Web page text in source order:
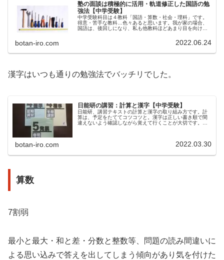
塾の面談は積極的に活用・軌道修正した国語の勉
強法【中学受験】
中学受験科目は４教科「国語・算数・社会・理科」です。
得意・苦手な教科…色々あると思います。我が家の場合、
国語は、後回しになり、私も他教科ほどあまり目を向けて
botan-iro.com 2022.06.24
漢字はいつも通りの勉強法でバッチリでした。
日能研の講習：計算と漢字【中学受験】
日能研、講習テキストの計算と漢字の取り組み方です。計
算は、予定をたててコツコツと。漢字は正しい書き順で間
違えないよう確認しながら覚えて行くことが大切です。学
botan-iro.com 2022.03.30
算数
7割弱
最小と最大・和と差・分数と整数等、問題の読み間違いに
よる思い込みで答えを出してしまう傾向があり気を付けた